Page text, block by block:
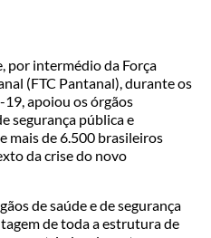
por intermédio da Força
(FTC Pantanal), durante os
apoiou os órgãos
segurança pública e
mais de 6.500 brasileiros
da crise do novo
de saúde e de segurança
de toda a estrutura de